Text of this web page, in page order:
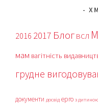
2016 2017 Блог ВСЛ
мам вагітність
грудне
документи досвід ерго з